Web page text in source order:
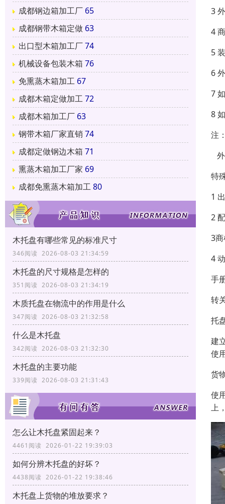
成都钢边箱加工厂 65
成都钢带木箱定做 63
出口型木箱加工厂74
机械设备包装木箱 76
免熏蒸木箱加工 67
成都木箱定做加工72
成都木箱加工厂 63
钢带木箱厂家直销 74
成都定做钢边木箱 71
熏蒸木箱加工厂家 69
成都免熏蒸木箱加工80
木托盘有哪些常见的标准尺寸
346阅读 2026-08-03 21:34:59
木托盘的尺寸规格是怎样的
351阅读 2026-08-03 21:34:19
木质托盘在物流中的作用是什么
347阅读 2026-08-03 21:32:58
什么是木托盘
342阅读 2026-08-03 21:32:30
木托盘的主要功能
339阅读 2026-08-03 21:31:43
怎么让木托盘紧固起来？
4461阅读 2026-01-22 19:39:03
如何分辨木托盘的好坏？
4438阅读 2026-01-22 19:38:46
木托盘上货物的堆放要求？
3
4
5
6
7
8
注
特
1
2
3
4
手
转
托
建
使
货
使
上